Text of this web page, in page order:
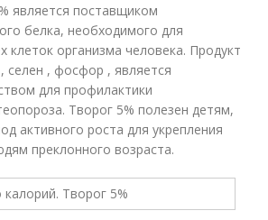
является поставщиком
белка, необходимого для
клеток организма человека. Продукт
селен , фосфор , является
для профилактики
Творог 5% полезен детям,
активного роста для укрепления
преклонного возраста.